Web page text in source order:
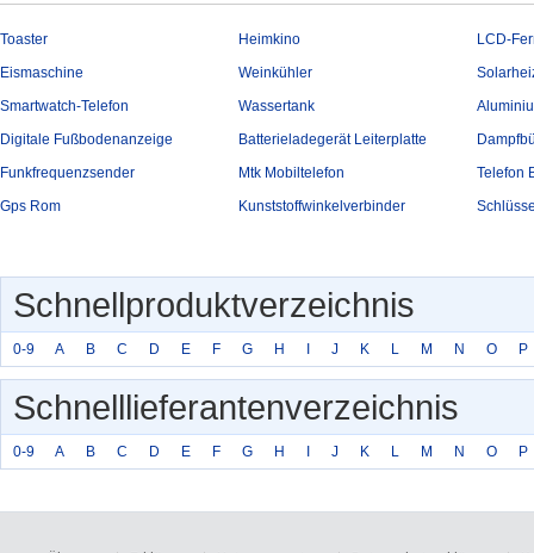
Toaster Heimkino
LCD-
Eismaschine
Weinkühler
Smartwatch-Telefon
Wassertank
Digitale Fußbodenanzeige
Batterieladegerät Leiterplatte
Funkfrequenzsender
Mtk Mobiltelefon
Telefon
Gps Rom
Kunststoffwinkelverbinder
Schnellproduktverzeichnis
0-9 A B C D E F G H J K L M N O P
Schnelllieferantenverzeichnis
0-9 A B C D E F G H J K L M N O P